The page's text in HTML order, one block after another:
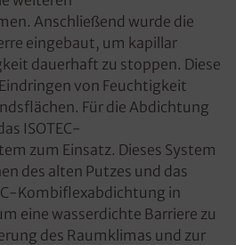
Anschließend wurde die
eingebaut, um kapillar
dauerhaft zu stoppen. Diese
von Feuchtigkeit
Für die Abdichtung
ISOTEC-
zum Einsatz. Dieses System
des alten Putzes und das
Kombiflexabdichtung in
eine wasserdichte Barriere zu
des Raumklimas und zur